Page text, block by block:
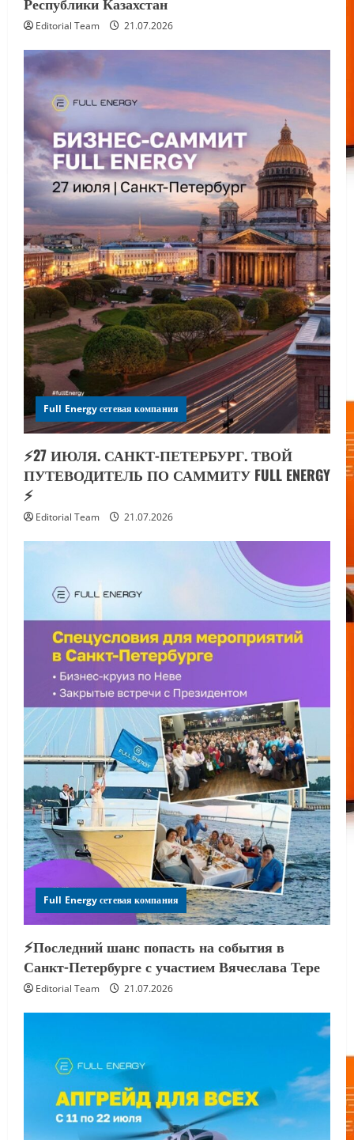
Editorial Team 21.07.2026
Full Energy сетевая компания
⚡️27 ИЮЛЯ. САНКТ-ПЕТЕРБУРГ. ТВОЙ
ПУТЕВОДИТЕЛЬ ПО САММИТУ FULL ENERGY
⚡️
Editorial Team 21.07.2026
Full Energy сетевая компания
⚡️Последний шанс попасть на события в
Санкт-Петербурге с участием Вячеслава Тере
Editorial Team 21.07.2026